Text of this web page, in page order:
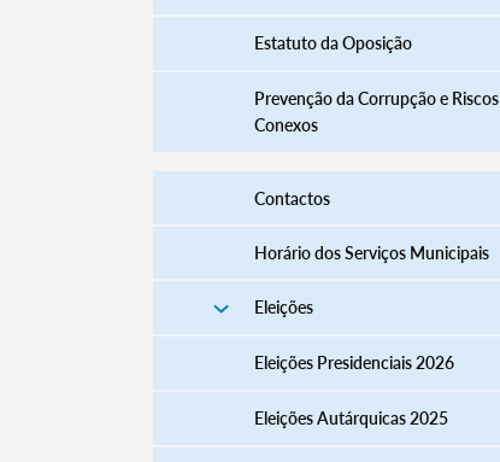
Termo de Pesquisa
Estatuto da Oposição
Prevenção da Corrupção e Riscos
Conexos
Contactos
Horário dos Serviços Municipais
Eleições
Eleições Presidenciais 2026
Eleições Autárquicas 2025